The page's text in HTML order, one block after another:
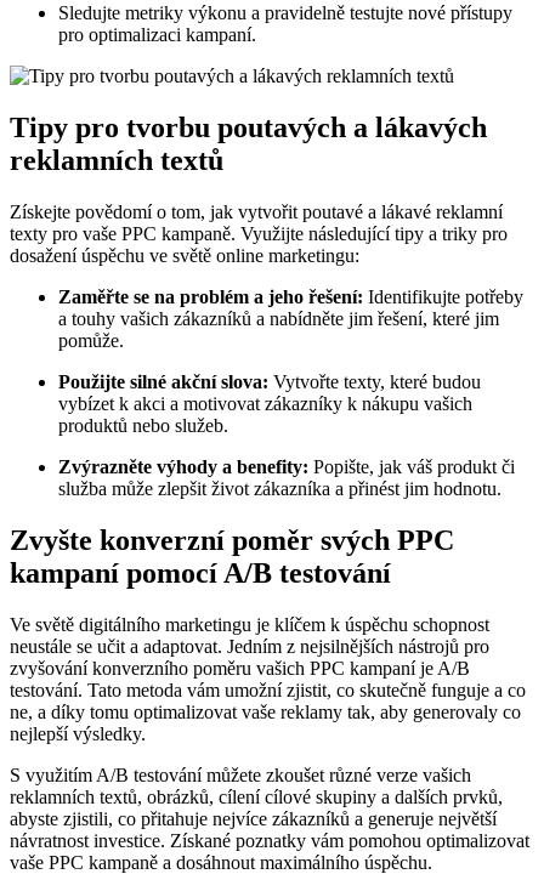
Sledujte metriky výkonu a pravidelně testujte nové přístupy
pro optimalizaci kampaní.
Tipy pro tvorbu poutavých a lákavých
reklamních textů
Získejte povědomí o tom, jak vytvořit poutavé a lákavé reklamní
texty pro vaše PPC kampaně. Využijte následující tipy a triky pro
dosažení úspěchu ve světě online marketingu:
Zaměřte se na problém a jeho řešení: Identifikujte potřeby
a touhy vašich zákazníků a nabídněte jim řešení, které jim
pomůže.
Použijte silné akční slova: Vytvořte texty, které budou
vybízet k akci a motivovat zákazníky k nákupu vašich
produktů nebo služeb.
Zvýrazněte výhody a benefity: Popište, jak váš produkt či
služba může zlepšit život zákazníka a přinést jim hodnotu.
Zvyšte konverzní poměr svých PPC
kampaní pomocí A/B testování
Ve světě digitálního marketingu je klíčem k úspěchu schopnost
neustále se učit a adaptovat. Jedním z nejsilnějších nástrojů pro
zvyšování konverzního poměru vašich PPC kampaní je A/B
testování. Tato metoda vám umožní zjistit, co skutečně funguje a co
ne, a díky tomu optimalizovat vaše reklamy tak, aby generovaly co
nejlepší výsledky.
S využitím A/B testování můžete zkoušet různé verze vašich
reklamních textů, obrázků, cílení cílové skupiny a dalších prvků,
abyste zjistili, co přitahuje nejvíce zákazníků a generuje největší
návratnost investice. Získané poznatky vám pomohou optimalizovat
vaše PPC kampaně a dosáhnout maximálního úspěchu.